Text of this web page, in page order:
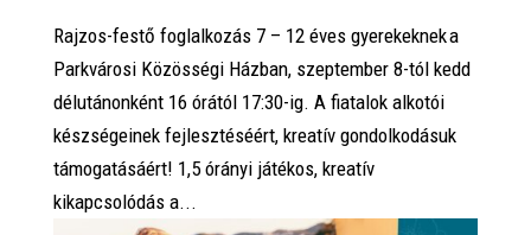
Rajzos-festő foglalkozás 7 – 12 éves gyerekeknek a
Parkvárosi Közösségi Házban, szeptember 8-tól kedd
délutánonként 16 órától 17:30-ig. A fiatalok alkotói
készségeinek fejlesztéséért, kreatív gondolkodásuk
támogatásáért! 1,5 órányi játékos, kreatív
kikapcsolódás a...